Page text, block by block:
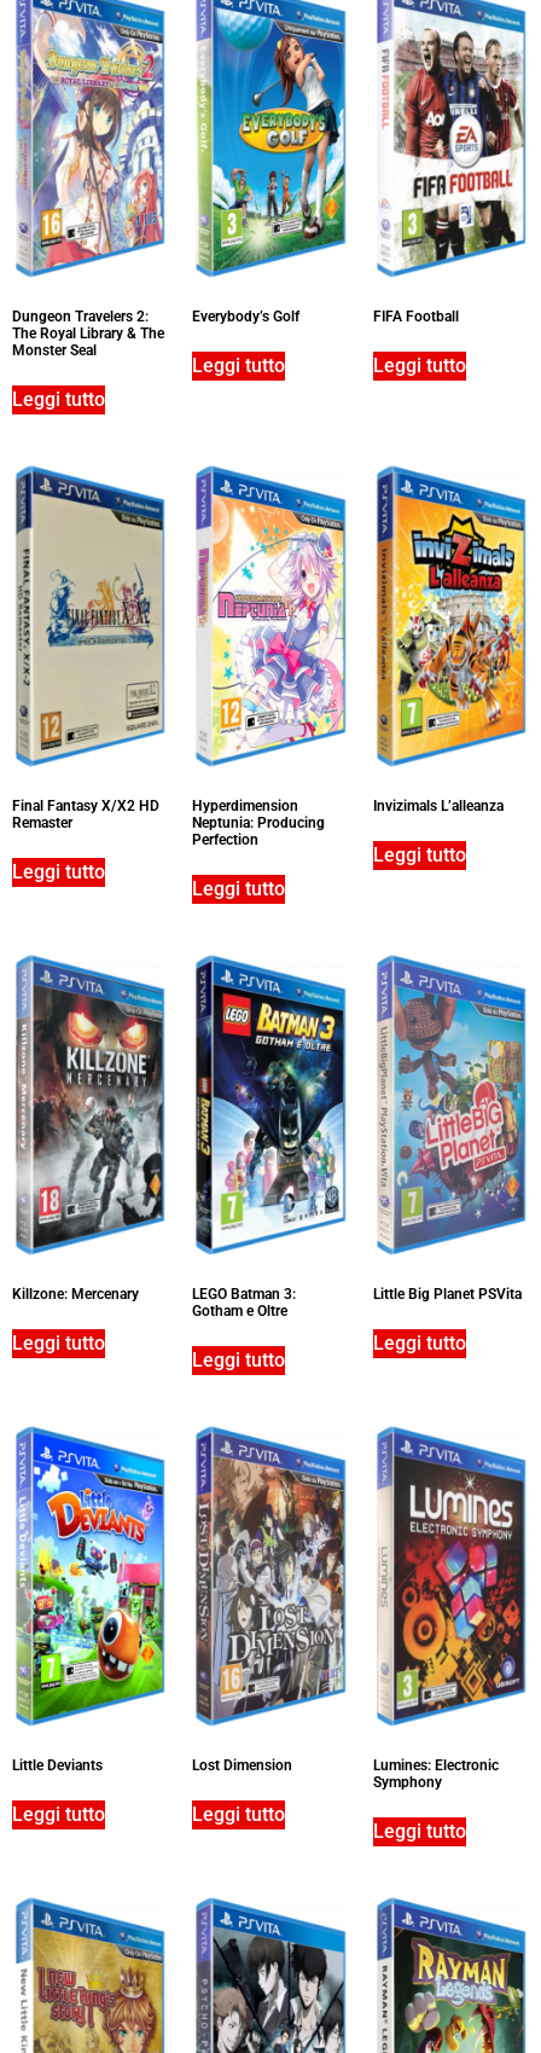
Dungeon Travelers 2:
The Royal Library & The
Monster Seal
Leggi tutto
Everybody’s Golf
Leggi tutto
FIFA Football
Leggi tutto
Final Fantasy X/X2 HD
Remaster
Leggi tutto
Hyperdimension
Neptunia: Producing
Perfection
Leggi tutto
Invizimals L’alleanza
Leggi tutto
Killzone: Mercenary
Leggi tutto
LEGO Batman 3:
Gotham e Oltre
Leggi tutto
Little Big Planet PSVita
Leggi tutto
Little Deviants
Leggi tutto
Lost Dimension
Leggi tutto
Lumines: Electronic
Symphony
Leggi tutto